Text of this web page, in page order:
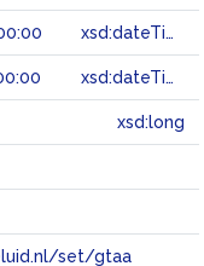
xsd:dateTime
xsd:dateTime
xsd:long
set/gtaa